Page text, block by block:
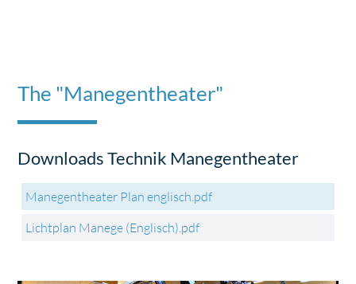
The "Manegentheater"
Downloads Technik Manegentheater
Manegentheater Plan englisch.pdf
Lichtplan Manege (Englisch).pdf